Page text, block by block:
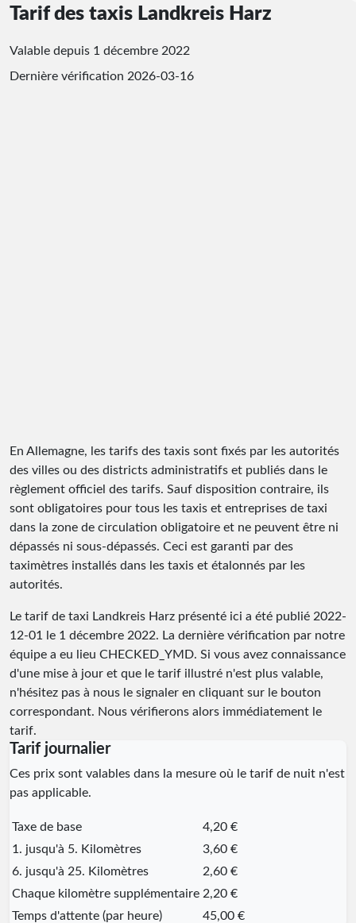
Tarif des taxis Landkreis Harz
Valable depuis 1 décembre 2022
Dernière vérification 2026-03-16
En Allemagne, les tarifs des taxis sont fixés par les autorités
des villes ou des districts administratifs et publiés dans le
règlement officiel des tarifs. Sauf disposition contraire, ils
sont obligatoires pour tous les taxis et entreprises de taxi
dans la zone de circulation obligatoire et ne peuvent être ni
dépassés ni sous-dépassés. Ceci est garanti par des
taximètres installés dans les taxis et étalonnés par les
autorités.
Le tarif de taxi Landkreis Harz présenté ici a été publié 2022-
12-01
le 1 décembre 2022. La dernière vérification par notre
équipe a eu lieu CHECKED_YMD. Si vous avez connaissance
d'une mise à jour et que le tarif illustré n'est plus valable,
n'hésitez pas à nous le signaler en cliquant sur le bouton
correspondant. Nous vérifierons alors immédiatement le
tarif.
Tarif journalier
Ces prix sont valables dans la mesure où le tarif de nuit n'est
pas applicable.
Taxe de base
4,20 €
1. jusqu'à 5. Kilomètres
3,60 €
6. jusqu'à 25. Kilomètres
2,60 €
Chaque kilomètre supplémentaire 2,20 €
Temps d'attente (par heure)
45,00 €